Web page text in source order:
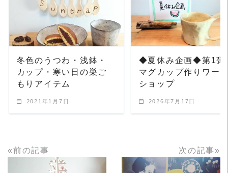
READ MORE
冬色のうつわ・浅鉢・
カップ・寒い日の巣ご
もりアイテム
2021年1月7日
READ MORE
◆夏休み企画◆第1
マグカップ作りワー
ショップ
2026年7月17日
«前の記事 次の記事»